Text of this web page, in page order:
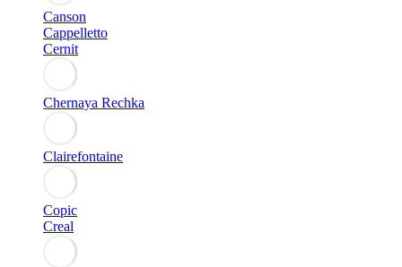
Canson
Cappelletto
Cernit
Chernaya Rechka
Clairefontaine
Copic
Creal